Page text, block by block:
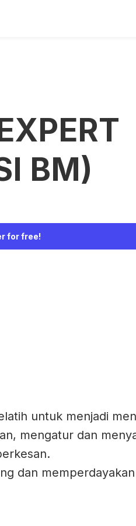
BM)
for free!
untuk menjadi
mengatur dan
dan